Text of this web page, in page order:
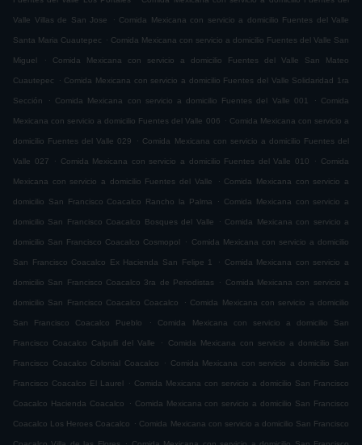
Valle Villas de San Jose . Comida Mexicana con servicio a domicilio Fuentes del Valle
Santa Maria Cuautepec . Comida Mexicana con servicio a domicilio Fuentes del Valle San
Miguel . Comida Mexicana con servicio a domicilio Fuentes del Valle San Mateo
Cuautepec . Comida Mexicana con servicio a domicilio Fuentes del Valle Solidaridad 1ra
Sección . Comida Mexicana con servicio a domicilio Fuentes del Valle 001 . Comida
Mexicana con servicio a domicilio Fuentes del Valle 006 . Comida Mexicana con servicio a
domicilio Fuentes del Valle 029 . Comida Mexicana con servicio a domicilio Fuentes del
Valle 027 . Comida Mexicana con servicio a domicilio Fuentes del Valle 010 . Comida
Mexicana con servicio a domicilio Fuentes del Valle . Comida Mexicana con servicio a
domicilio San Francisco Coacalco Rancho la Palma . Comida Mexicana con servicio a
domicilio San Francisco Coacalco Bosques del Valle . Comida Mexicana con servicio a
domicilio San Francisco Coacalco Cosmopol . Comida Mexicana con servicio a domicilio
San Francisco Coacalco Ex Hacienda San Felipe 1 . Comida Mexicana con servicio a
domicilio San Francisco Coacalco 3ra de Periodistas . Comida Mexicana con servicio a
domicilio San Francisco Coacalco Coacalco . Comida Mexicana con servicio a domicilio
San Francisco Coacalco Pueblo . Comida Mexicana con servicio a domicilio San
Francisco Coacalco Calpulli del Valle . Comida Mexicana con servicio a domicilio San
Francisco Coacalco Colonial Coacalco . Comida Mexicana con servicio a domicilio San
Francisco Coacalco El Laurel . Comida Mexicana con servicio a domicilio San Francisco
Coacalco Hacienda Coacalco . Comida Mexicana con servicio a domicilio San Francisco
Coacalco Los Heroes Coacalco . Comida Mexicana con servicio a domicilio San Francisco
.